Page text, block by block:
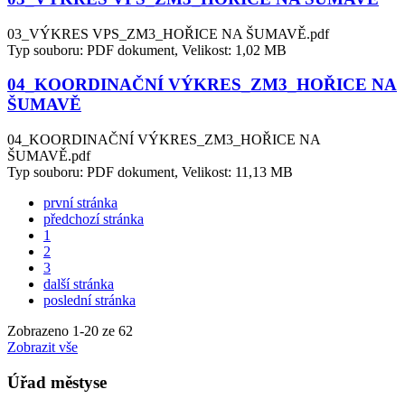
03_VÝKRES VPS_ZM3_HOŘICE NA ŠUMAVĚ.pdf
Typ souboru: PDF dokument, Velikost: 1,02 MB
04_KOORDINAČNÍ VÝKRES_ZM3_HOŘICE NA
ŠUMAVĚ
04_KOORDINAČNÍ VÝKRES_ZM3_HOŘICE NA
ŠUMAVĚ.pdf
Typ souboru: PDF dokument, Velikost: 11,13 MB
první stránka
předchozí stránka
1
2
3
další stránka
poslední stránka
Zobrazeno 1-20 ze 62
Zobrazit vše
Úřad městyse